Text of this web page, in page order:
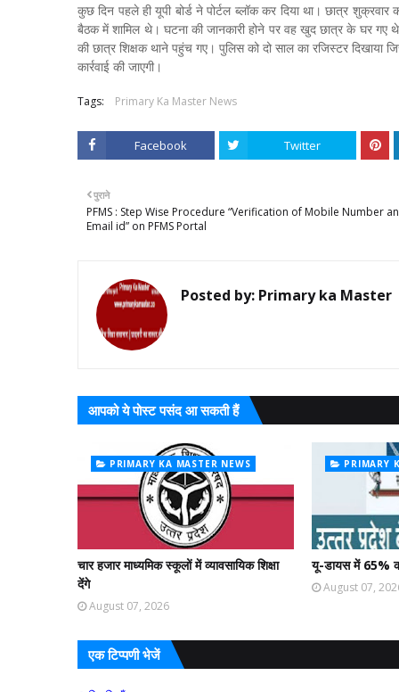
कुछ दिन पहले ही यूपी बोर्ड ने पोर्टल ब्लॉक कर दिया था। छात्र
बैठक में शामिल थे। घटना की जानकारी होने पर वह खुद छात्र के घर
की छात्र शिक्षक थाने पहुंच गए। पुलिस को दो साल का रजिस्टर दिखाया
कार्रवाई की जाएगी।
Tags: Primary Ka Master News
Facebook Twitter
पुराने
PFMS : Step Wise Procedure “Verification of Mobile Number
Email id” on PFMS Portal
Posted by: Primary ka Master
आपको ये पोस्ट पसंद आ सकती हैं
PRIMARY KA MASTER NEWS
चार हजार माध्यमिक स्कूलों में व्यावसायिक शिक्षा
देंगे
August 07, 2026
PRIMARY
यू-डायस में 65%
August 07,
एक टिप्पणी भेजें